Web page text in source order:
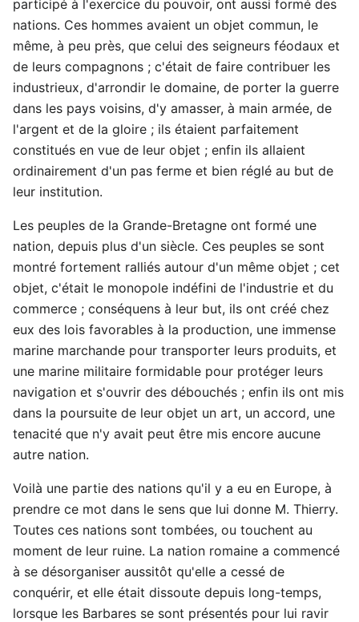
participé à l'exercice du pouvoir, ont aussi formé des
nations. Ces hommes avaient un objet commun, le
même, à peu près, que celui des seigneurs féodaux et
de leurs compagnons ; c'était de faire contribuer les
industrieux, d'arrondir le domaine, de porter la guerre
dans les pays voisins, d'y amasser, à main armée, de
l'argent et de la gloire ; ils étaient parfaitement
constitués en vue de leur objet ; enfin ils allaient
ordinairement d'un pas ferme et bien réglé au but de
leur institution.
Les peuples de la Grande-Bretagne ont formé une
nation, depuis plus d'un siècle. Ces peuples se sont
montré fortement ralliés autour d'un même objet ; cet
objet, c'était le monopole indéfini de l'industrie et du
commerce ; conséquens à leur but, ils ont créé chez
eux des lois favorables à la production, une immense
marine marchande pour transporter leurs produits, et
une marine militaire formidable pour protéger leurs
navigation et s'ouvrir des débouchés ; enfin ils ont mis
dans la poursuite de leur objet un art, un accord, une
tenacité que n'y avait peut être mis encore aucune
autre nation.
Voilà une partie des nations qu'il y a eu en Europe, à
prendre ce mot dans le sens que lui donne M. Thierry.
Toutes ces nations sont tombées, ou touchent au
moment de leur ruine. La nation romaine a commencé
à se désorganiser aussitôt qu'elle a cessé de
conquérir, et elle était dissoute depuis long-temps,
lorsque les Barbares se sont présentés pour lui ravir